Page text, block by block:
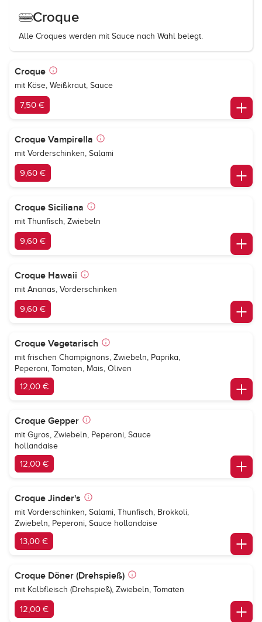
Croque
Alle Croques werden mit Sauce nach Wahl belegt.
Croque
mit Käse, Weißkraut, Sauce
7,50 €
Croque Vampirella
mit Vorderschinken, Salami
9,60 €
Croque Siciliana
mit Thunfisch, Zwiebeln
9,60 €
Croque Hawaii
mit Ananas, Vorderschinken
9,60 €
Croque Vegetarisch
mit frischen Champignons, Zwiebeln, Paprika,
Peperoni, Tomaten, Mais, Oliven
12,00 €
Croque Gepper
mit Gyros, Zwiebeln, Peperoni, Sauce
hollandaise
12,00 €
Croque Jinder's
mit Vorderschinken, Salami, Thunfisch, Brokkoli,
Zwiebeln, Peperoni, Sauce hollandaise
13,00 €
Croque Döner (Drehspieß)
mit Kalbfleisch (Drehspieß), Zwiebeln, Tomaten
12,00 €